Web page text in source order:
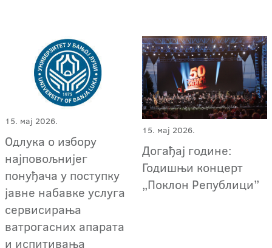
15. мај 2026.
Одлука о избору
најповољнијег
понуђача у поступку
јавне набавке услуга
сервисирања
ватрогасних апарата
и испитивања
15. мај 2026.
Догађај године:
Годишњи концерт
„Поклон Републици”